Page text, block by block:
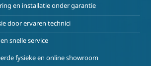
en installatie onder garantie
door ervaren technici
snelle service
fysieke en online showroom